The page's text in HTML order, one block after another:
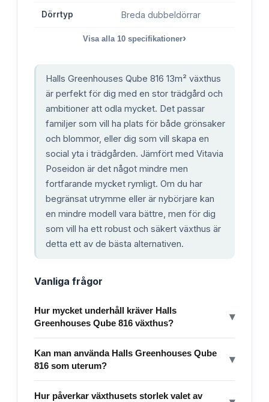
Dörrtyp Breda dubbeldörrar
Visa alla 10 specifikationer›
Halls Greenhouses Qube 816 13m² växthus
är perfekt för dig med en stor trädgård och
ambitioner att odla mycket. Det passar
familjer som vill ha plats för både grönsaker
och blommor, eller dig som vill skapa en
social yta i trädgården. Jämfört med Vitavia
Poseidon är det något mindre men
fortfarande mycket rymligt. Om du har
begränsat utrymme eller är nybörjare kan
en mindre modell vara bättre, men för dig
som vill ha ett robust och säkert växthus är
detta ett av de bästa alternativen.
Vanliga frågor
Hur mycket underhåll kräver Halls
Greenhouses Qube 816 växthus?
▾
Kan man använda Halls Greenhouses Qube
816 som uterum?
▾
Hur påverkar växthusets storlek valet av